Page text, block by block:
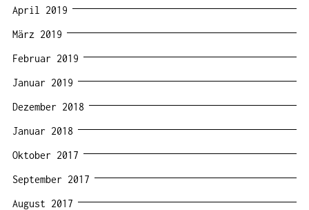
April 2019
März 2019
Februar 2019
Januar 2019
Dezember 2018
Januar 2018
Oktober 2017
September 2017
August 2017